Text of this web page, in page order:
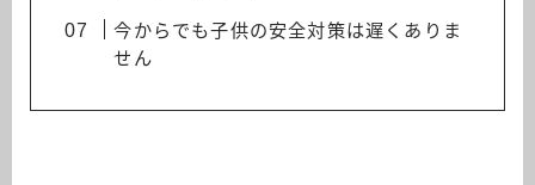
今からでも子供の安全対策は遅くありま
せん